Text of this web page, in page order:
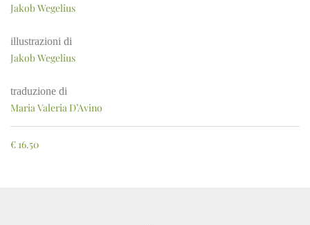
Jakob Wegelius
illustrazioni di
Jakob Wegelius
traduzione di
Maria Valeria D’Avino
€ 16.50